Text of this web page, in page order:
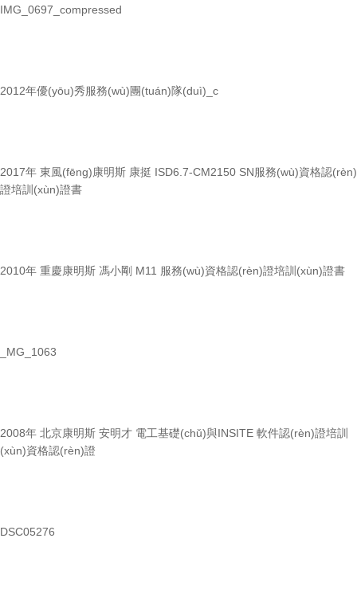
IMG_0697_compressed
2012年優(yōu)秀服務(wù)團(tuán)隊(duì)_c
2017年 東風(fēng)康明斯 康挺 ISD6.7-CM2150 SN服務(wù)資格認(rèn)
證培訓(xùn)證書
2010年 重慶康明斯 馮小剛 M11 服務(wù)資格認(rèn)證培訓(xùn)證書
_MG_1063
2008年 北京康明斯 安明才 電工基礎(chǔ)與INSITE 軟件認(rèn)證培訓
(xùn)資格認(rèn)證
DSC05276